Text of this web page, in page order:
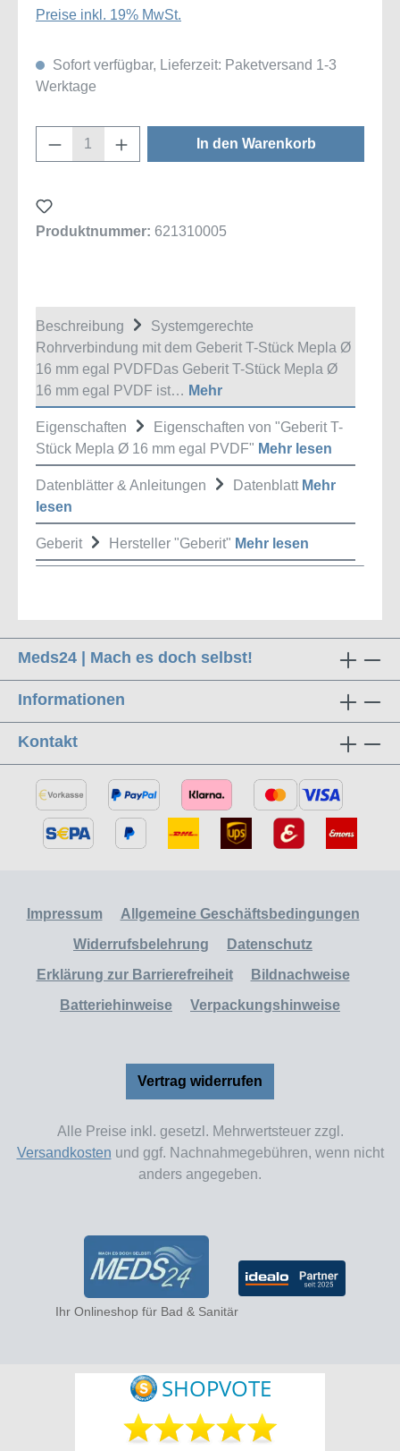
Preise inkl. 19% MwSt.
Sofort verfügbar, Lieferzeit: Paketversand 1-3
Werktage
Produkt Anzahl: Gib den gewünschten
In den Warenkorb
Produktnummer: 621310005
Beschreibung
Systemgerechte
Rohrverbindung mit dem Geberit T-Stück Mepla Ø
16 mm egal PVDFDas Geberit T-Stück Mepla Ø
16 mm egal PVDF ist… Mehr
Eigenschaften
Eigenschaften von "Geberit T-
Stück Mepla Ø 16 mm egal PVDF" Mehr lesen
Datenblätter & Anleitungen Datenblatt Mehr
lesen
Geberit Hersteller "Geberit" Mehr lesen
Meds24 | Mach es doch selbst!
Informationen
Kontakt
Impressum
Allgemeine Geschäftsbedingungen
Widerrufsbelehrung
Datenschutz
Erklärung zur Barrierefreiheit
Bildnachweise
Batteriehinweise
Verpackungshinweise
Vertrag widerrufen
Alle Preise inkl. gesetzl. Mehrwertsteuer zzgl.
Versandkosten und ggf. Nachnahmegebühren, wenn nicht
anders angegeben.
Ihr Onlineshop für Bad & Sanitär